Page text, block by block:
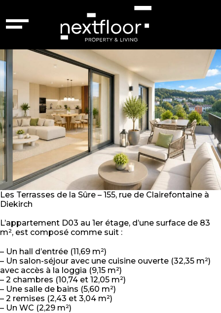
Vente
Diekirch – 87264138
Les Terrasses de la Sûre – 155, rue de Clairefontaine à
Diekirch
L’appartement D03 au 1er étage, d’une surface de 83
m², est composé comme suit :
– Un hall d’entrée (11,69 m²)
– Un salon-séjour avec une cuisine ouverte (32,35 m²)
avec accès à la loggia (9,15 m²)
– 2 chambres (10,74 et 12,05 m²)
– Une salle de bains (5,60 m²)
– 2 remises (2,43 et 3,04 m²)
– Un WC (2,29 m²)